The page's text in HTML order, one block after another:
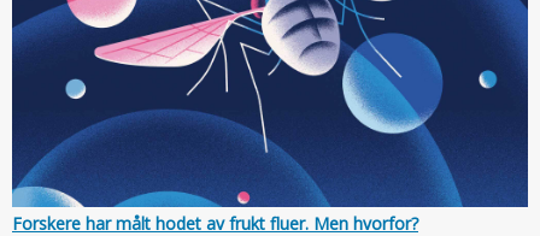
Forskere har målt hodet av frukt fluer. Men hvorfor?